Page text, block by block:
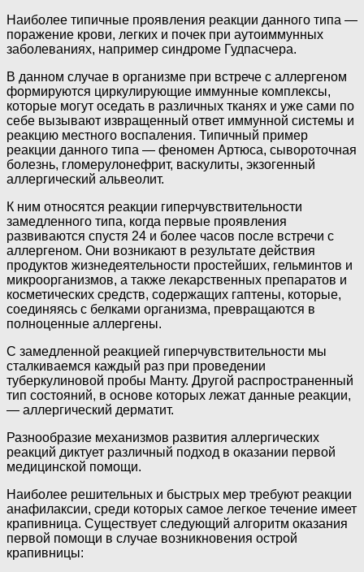
Наиболее типичные проявления реакции данного типа —
поражение крови, легких и почек при аутоиммунных
заболеваниях, например синдроме Гудпасчера.
В данном случае в организме при встрече с аллергеном
формируются циркулирующие иммунные комплексы,
которые могут оседать в различных тканях и уже сами по
себе вызывают извращенный ответ иммунной системы и
реакцию местного воспаления. Типичный пример
реакции данного типа — феномен Артюса, сывороточная
болезнь, гломерулонефрит, васкулиты, экзогенный
аллергический альвеолит.
К ним относятся реакции гиперчувствительности
замедленного типа, когда первые проявления
развиваются спустя 24 и более часов после встречи с
аллергеном. Они возникают в результате действия
продуктов жизнедеятельности простейших, гельминтов и
микроорганизмов, а также лекарственных препаратов и
косметических средств, содержащих гаптены, которые,
соединяясь с белками организма, превращаются в
полноценные аллергены.
С замедленной реакцией гиперчувствительности мы
сталкиваемся каждый раз при проведении
туберкулиновой пробы Манту. Другой распространенный
тип состояний, в основе которых лежат данные реакции,
— аллергический дерматит.
Разнообразие механизмов развития аллергических
реакций диктует различный подход в оказании первой
медицинской помощи.
Наиболее решительных и быстрых мер требуют реакции
анафилаксии, среди которых самое легкое течение имеет
крапивница. Существует следующий алгоритм оказания
первой помощи в случае возникновения острой
крапивницы: